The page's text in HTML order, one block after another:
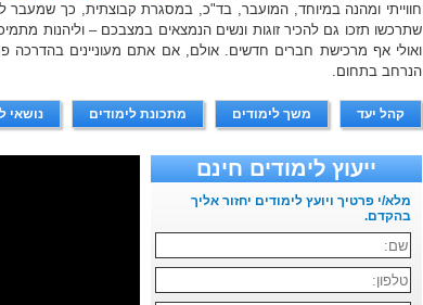
חווייתי ומהנה במיוחד, המועבר, בד"כ, במסגרת קבוצתית, כך שמעבר
שתרכשו תזכו גם להכיר זוגות ונשים הנמצאים במצבכם – וליהנות
ואולי אף מרכישת חברים חדשים. אולם, אם אתם מעוניינים בהדרכה
הנרחב בתחום.
קהל יעד משך לימודים מתכונת לימודים נושאי
ייעוץ לימודים חינם
מלא/י פרטיך ויועץ לימודים יחזור אליך
בהקדם.